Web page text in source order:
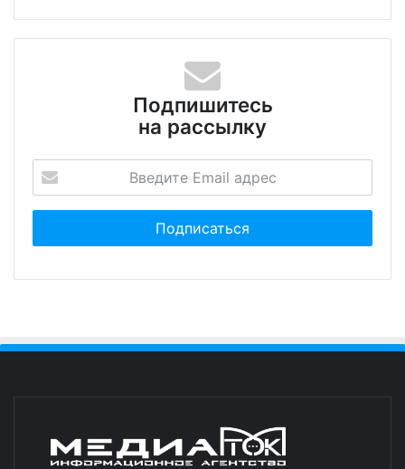
Подпишитесь
на рассылку